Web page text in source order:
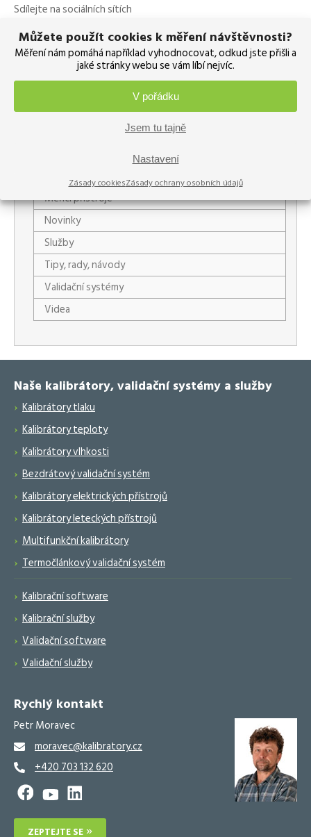
Můžete použít cookies k měření návštěvnosti?
Měření nám pomáhá například vyhodnocovat, odkud jste přišli a
jaké stránky webu se vám líbí nejvíc.
V pořádku
Jsem tu tajně
Nastavení
Zásady cookiesZásady ochrany osobních údajů
Sdílejte na sociálních sítích
Rubriky
Akce
Kalibrátory
Měřicí přístroje
Novinky
Služby
Tipy, rady, návody
Validační systémy
Videa
Naše kalibrátory, validační systémy a služby
Kalibrátory tlaku
Kalibrátory teploty
Kalibrátory vlhkosti
Bezdrátový validační systém
Kalibrátory elektrických přístrojů
Kalibrátory leteckých přístrojů
Multifunkční kalibrátory
Termočlánkový validační systém
Kalibrační software
Kalibrační služby
Validační software
Validační služby
Rychlý kontakt
Petr Moravec
moravec@kalibratory.cz
+420 703 132 620
ZEPTEJTE SE